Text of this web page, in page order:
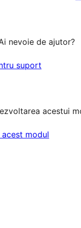
nevoie de ajutor?
suport
acestui
modul